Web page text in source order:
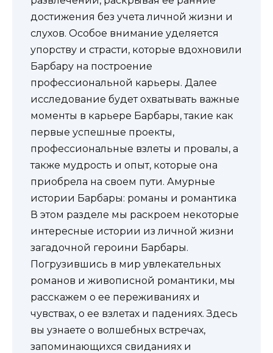
достижения без учета личной жизни и
слухов. Особое внимание уделяется
упорству и страсти, которые вдохновили
Барбару на построение
профессиональной карьеры. Далее
исследование будет охватывать важные
моменты в карьере Барбары, такие как
первые успешные проекты,
профессиональные взлеты и провалы, а
также мудрость и опыт, которые она
приобрела на своем пути. Амурные
истории Барбары: романы и романтика
В этом разделе мы раскроем некоторые
интересные истории из личной жизни
загадочной героини Барбары.
Погрузившись в мир увлекательных
романов и живописной романтики, мы
расскажем о ее переживаниях и
чувствах, о ее взлетах и падениях. Здесь
вы узнаете о волшебных встречах,
запоминающихся свиданиях и